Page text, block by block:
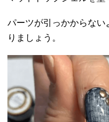
パーツが引っかからない
りましょう。